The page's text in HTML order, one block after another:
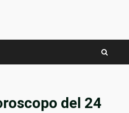
del 24